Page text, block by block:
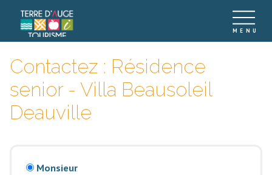
Contactez : Résidence
senior - Villa Beausoleil
Deauville
Monsieur